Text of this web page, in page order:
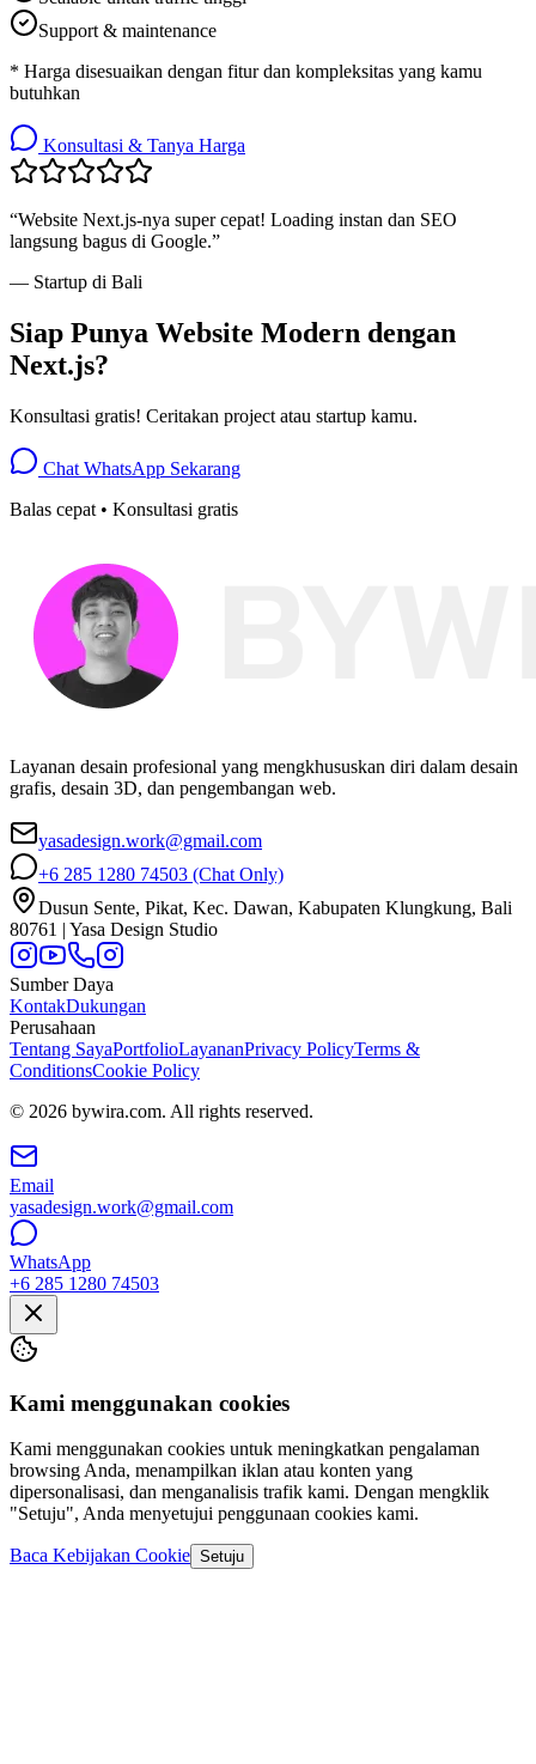
Support & maintenance
* Harga disesuaikan dengan fitur dan kompleksitas yang kamu
butuhkan
Konsultasi & Tanya Harga
“Website Next.js-nya super cepat! Loading instan dan SEO
langsung bagus di Google.”
— Startup di Bali
Siap Punya Website Modern dengan
Next.js?
Konsultasi gratis! Ceritakan project atau startup kamu.
Chat WhatsApp Sekarang
Balas cepat • Konsultasi gratis
Layanan desain profesional yang mengkhususkan diri dalam desain
grafis, desain 3D, dan pengembangan web.
yasadesign.work@gmail.com
+6 285 1280 74503 (Chat Only)
Dusun Sente, Pikat, Kec. Dawan, Kabupaten Klungkung, Bali
80761 | Yasa Design Studio
Sumber Daya
KontakDukungan
Perusahaan
Tentang SayaPortfolioLayananPrivacy PolicyTerms &
ConditionsCookie Policy
© 2026 bywira.com. All rights reserved.
Email
yasadesign.work@gmail.com
WhatsApp
+6 285 1280 74503
Kami menggunakan cookies
Kami menggunakan cookies untuk meningkatkan pengalaman
browsing Anda, menampilkan iklan atau konten yang
dipersonalisasi, dan menganalisis trafik kami. Dengan mengklik
"Setuju", Anda menyetujui penggunaan cookies kami.
Baca Kebijakan Cookie Setuju